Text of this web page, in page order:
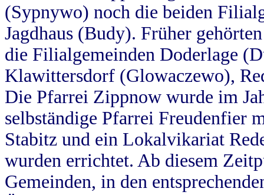
(Sypnywo) noch die beiden
Jagdhaus (Budy). Früher
die Filialgemeinden Doderlage
Klawittersdorf (Glowaczewo),
Die Pfarrei Zippnow wurde im
selbständige Pfarrei Freudenfier
Stabitz und ein Lokalvikariat
wurden errichtet. Ab diesem
Gemeinden, in den